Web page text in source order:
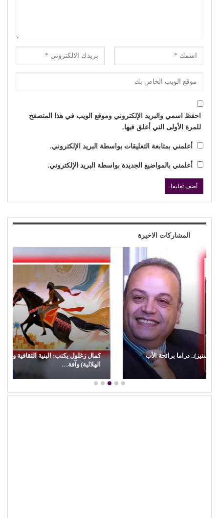
احفظ اسمي والبريد الإلكتروني وموقع الويب في هذا المتصفح
للمرة الأولى التي أعلق فيها.
أعلمني بمتابعة التعليقات بواسطة البريد الإلكتروني.
أعلمني بالمواضيع الجديدة بواسطة البريد الإلكتروني.
المشاركات الاخيرة
كمال زغلول يكتب: البنية الثقافية والإبداع الشعبي (29).. (السيرة
الهلالية) وآفة…